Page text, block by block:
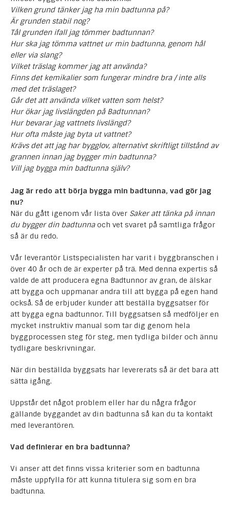
Vilken grund tänker jag ha min badtunna på?
Är grunden stabil nog?
Tål grunden ifall jag tömmer badtunnan?
Hur ska jag tömma vattnet ur min badtunna, genom hål
eller via slang?
Vilket träslag kommer jag att använda?
Finns det kemikalier som fungerar mindre bra / inte alls
med det träslaget?
Går det att använda vilket vatten som helst?
Hur ökar jag livslängden på Badtunnan?
Hur bevarar jag vattnets livslängd?
Hur ofta måste jag byta ut vattnet?
Krävs det att jag har bygglov, alternativt skriftligt tillstånd av
grannen innan jag bygger min badtunna?
Vill jag bygga min badtunna själv?
Jag är redo att börja bygga min badtunna, vad gör jag
nu?
När du gått igenom vår lista över Saker att tänka på innan
du bygger din badtunnaoch vet svaret på samtliga frågor
så är du redo.
Vår leverantör Listspecialisten har varit i byggbranschen i
över 40 år och de är experter på trä. Med denna expertis så
valde de att producera egna Badtunnor av gran, de älskar
att bygga och uppmanar andra till att bygga på egen hand
också. Så de erbjuder kunder att beställa byggsatser för
att bygga egna badtunnor. Till byggsatsen så medföljer en
mycket instruktiv manual som tar dig genom hela
byggprocessen steg för steg, men tydliga bilder och ännu
tydligare beskrivningar.
När din beställda byggsats har levererats så är det bara att
sätta igång.
Uppstår det något problem eller har du några frågor
gällande byggandet av din badtunna så kan du ta kontakt
med leverantören.
Vad definierar en bra badtunna?
Vi anser att det finns vissa kriterier som en badtunna
måste uppfylla för att kunna titulera sig som en bra
badtunna.